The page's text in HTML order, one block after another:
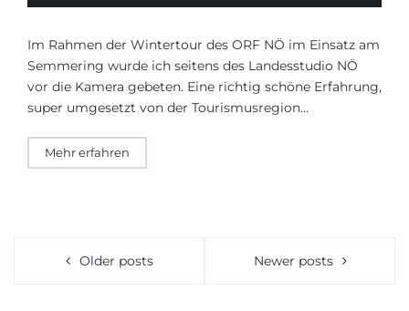
Im Rahmen der Wintertour des ORF NÖ im Einsatz am
Semmering wurde ich seitens des Landesstudio NÖ
vor die Kamera gebeten. Eine richtig schöne Erfahrung,
super umgesetzt von der Tourismusregion…
Mehr erfahren
Older posts Newer posts